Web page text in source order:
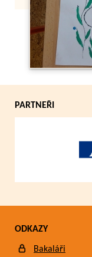
PARTNEŘI
ODKAZY
Bakaláři